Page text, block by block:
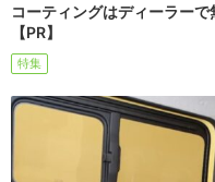
コーティングはディーラー
【PR】
特集